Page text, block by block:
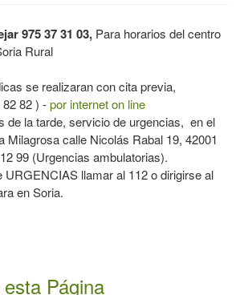
975 37 31 03, Para horarios del centro
Rural
se realizaran con cita previa,
82 ) -por internet on line
de la tarde, servicio de urgencias, en el
Milagrosa calle Nicolás Rabal 19, 42001
99 (Urgencias ambulatorias).
URGENCIAS llamar al 112 o dirigirse al
en Soria.
Página